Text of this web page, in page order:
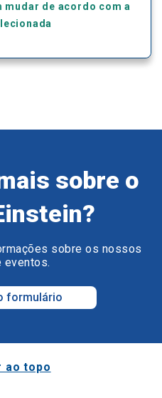
de acordo com a
sobre o
sobre os nossos
eventos.
formulário
ao topo